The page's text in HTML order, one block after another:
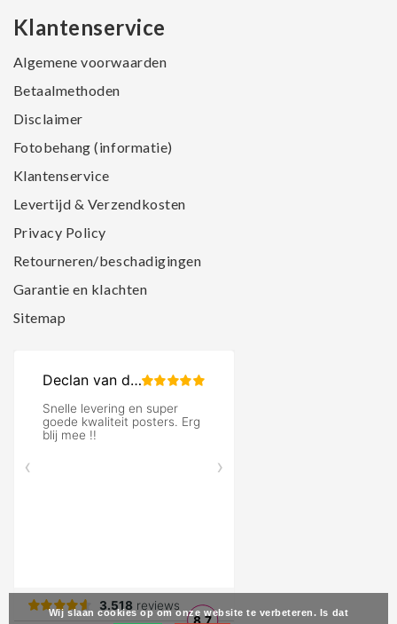
Klantenservice
Algemene voorwaarden
Betaalmethoden
Disclaimer
Fotobehang (informatie)
Klantenservice
Levertijd & Verzendkosten
Privacy Policy
Retourneren/beschadigingen
Garantie en klachten
Sitemap
Wij slaan cookies op om onze website te verbeteren. Is dat